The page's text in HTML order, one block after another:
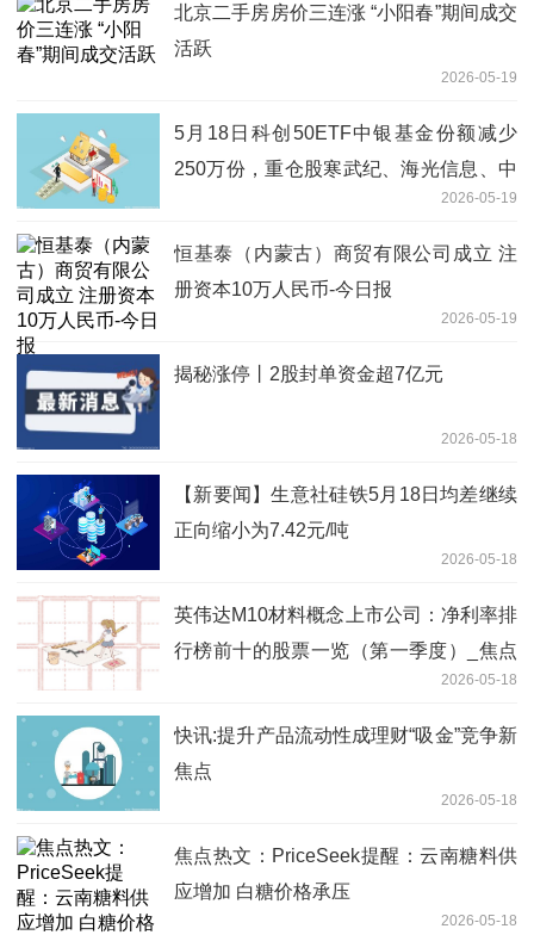
北京二手房房价三连涨 “小阳春”期间成交
活跃
2026-05-19
5月18日科创50ETF中银基金份额减少
250万份，重仓股寒武纪、海光信息、中
2026-05-19
恒基泰（内蒙古）商贸有限公司成立 注
册资本10万人民币-今日报
2026-05-19
揭秘涨停丨2股封单资金超7亿元
2026-05-18
【新要闻】生意社硅铁5月18日均差继续
正向缩小为7.42元/吨
2026-05-18
英伟达M10材料概念上市公司：净利率排
行榜前十的股票一览（第一季度）_焦点
2026-05-18
快讯:提升产品流动性成理财“吸金”竞争新
焦点
2026-05-18
焦点热文：PriceSeek提醒：云南糖料供
应增加 白糖价格承压
2026-05-18